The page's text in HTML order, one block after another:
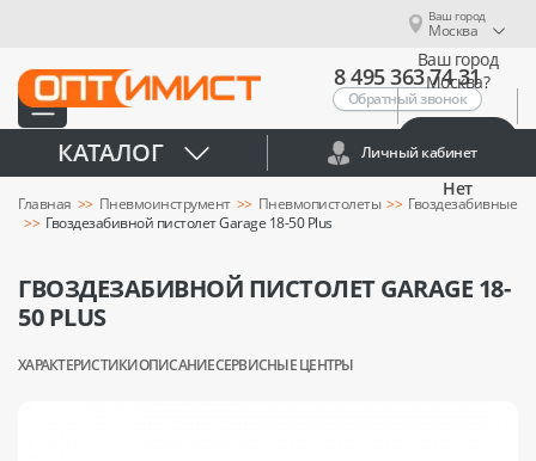
Ваш город
Москва
Ваш город
Москва?
Нет
8 495 363 74 31
Обратный звонок
КАТАЛОГ Личный кабинет
Главная Пневмоинструмент Пневмопистолеты
Гвоздезабивные
Гвоздезабивной пистолет Garage 18-50 Plus
ГВОЗДЕЗАБИВНОЙ ПИСТОЛЕТ GARAGE 18-
50 PLUS
ХАРАКТЕРИСТИКИОПИСАНИЕСЕРВИСНЫЕ ЦЕНТРЫ